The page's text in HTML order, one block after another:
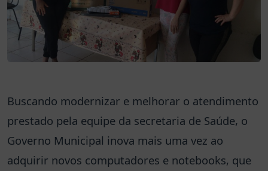
Buscando modernizar e melhorar o atendimento
prestado pela equipe da secretaria de Saúde, o
Governo Municipal inova mais uma vez ao
adquirir novos computadores e notebooks, que